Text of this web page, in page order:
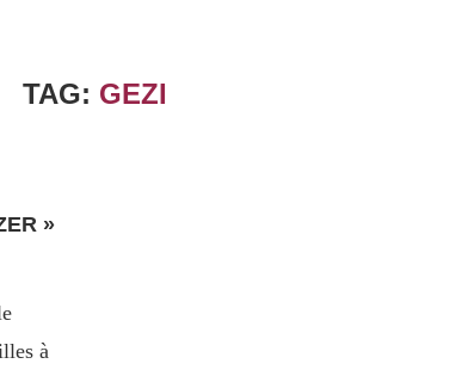
TAG: GEZI
»
à